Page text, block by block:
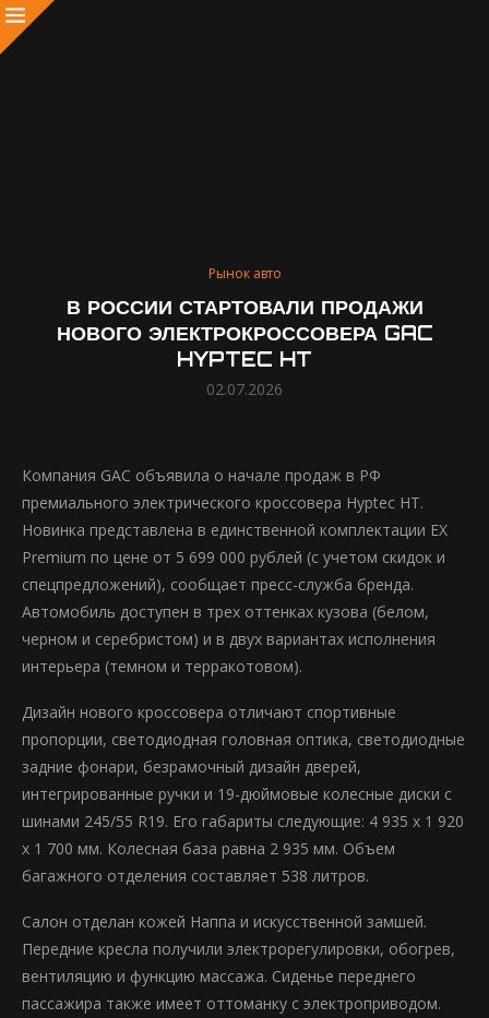
Рынок авто
В РОССИИ СТАРТОВАЛИ ПРОДАЖИ
НОВОГО ЭЛЕКТРОКРОССОВЕРА GAC
HYPTEC HT
02.07.2026
Компания GAC объявила о начале продаж в РФ
премиального электрического кроссовера Hyptec HT.
Новинка представлена в единственной комплектации ЕХ
Premium по цене от 5 699 000 рублей (с учетом скидок и
спецпредложений), сообщает пресс-служба бренда.
Автомобиль доступен в трех оттенках кузова (белом,
черном и серебристом) и в двух вариантах исполнения
интерьера (темном и терракотовом).
Дизайн нового кроссовера отличают спортивные
пропорции, светодиодная головная оптика, светодиодные
задние фонари, безрамочный дизайн дверей,
интегрированные ручки и 19-дюймовые колесные диски с
шинами 245/55 R19. Его габариты следующие: 4 935 х 1 920
х 1 700 мм. Колесная база равна 2 935 мм. Объем
багажного отделения составляет 538 литров.
Салон отделан кожей Наппа и искусственной замшей.
Передние кресла получили электрорегулировки, обогрев,
вентиляцию и функцию массажа. Сиденье переднего
пассажира также имеет оттоманку с электроприводом.